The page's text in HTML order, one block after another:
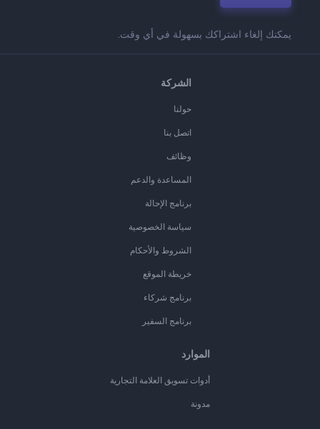
يمكنك إلغاء اشتراكك بسهولة في أي وقت.
الشركة
حولنا
اتصل بنا
وظائف
المساعدة والدعم
برنامج الإحالة
سياسة الخصوصية
الشروط والأحكام
خريطة الموقع
برنامج شركاء
برنامج السفير
الموارد
أدوات تسويق العلامة التجارية
مدونة